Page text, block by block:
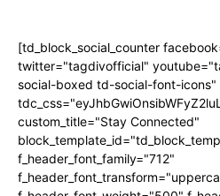
[td_block_social_counter
twitter="tagdivofficial"
social-boxed td-social-font-icons"
custom_title="Stay Connected"
f_header_font_family="712"